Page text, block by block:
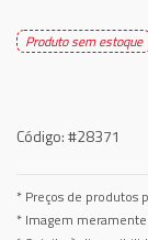
Produto sem estoque
Código:#28371
* Preços de produtos
* Imagem